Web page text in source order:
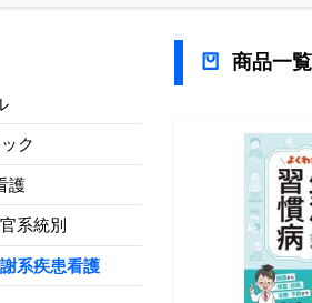
ク
護
系統別
系疾患看護
商品一覧